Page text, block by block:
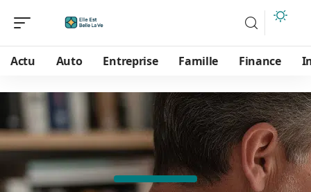
Actu Auto Entreprise Famille Finance